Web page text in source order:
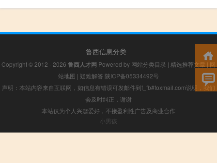
鲁西信息分类
Copyright © 2012 - 2026 鲁西人才网 Powered by 网站分类目录 | 精选推荐文章 | 网
站地图 | 疑难解答 陕ICP备05334492号
声明：本站内容来自互联网，如信息有错误可发邮件到f_fb#foxmail.com说明，我们
会及时纠正，谢谢
本站仅为个人兴趣爱好，不接盈利性广告及商业合作
小男孩